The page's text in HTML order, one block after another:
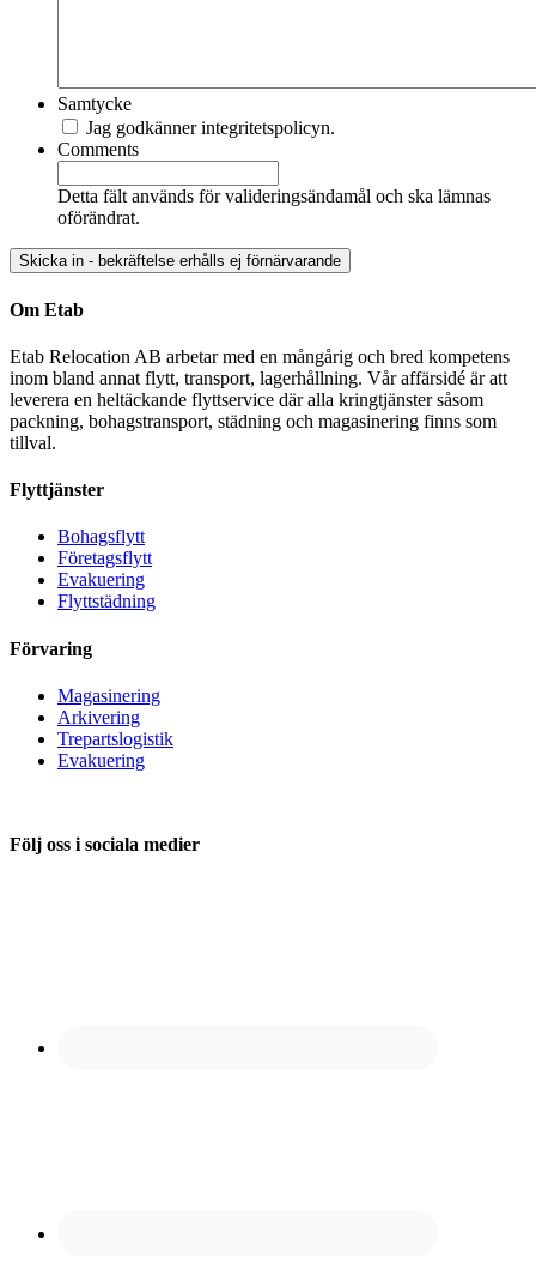
Samtycke
Jag godkänner integritetspolicyn.
Comments
Detta fält används för valideringsändamål och ska lämnas
oförändrat.
Om Etab
Etab Relocation AB arbetar med en mångårig och bred kompetens
inom bland annat flytt, transport, lagerhållning. Vår affärsidé är att
leverera en heltäckande flyttservice där alla kringtjänster såsom
packning, bohagstransport, städning och magasinering finns som
tillval.
Flyttjänster
Bohagsflytt
Företagsflytt
Evakuering
Flyttstädning
Förvaring
Magasinering
Arkivering
Trepartslogistik
Evakuering
Följ oss i sociala medier